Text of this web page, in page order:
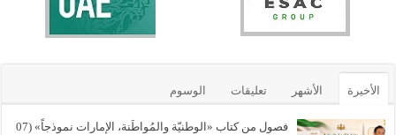
الأخيرة الأشهر تعليقات الوسوم
فصول من كتاب «الوطنيّة والمُواطَنة، الإمارات نموذجاً» (07